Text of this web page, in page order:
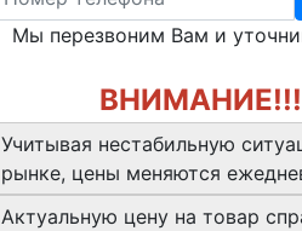
Мы перезвоним Вам и
ВНИМАНИЕ!!!
Учитывая нестабильную
рынке, цены меняются
Актуальную цену на товар